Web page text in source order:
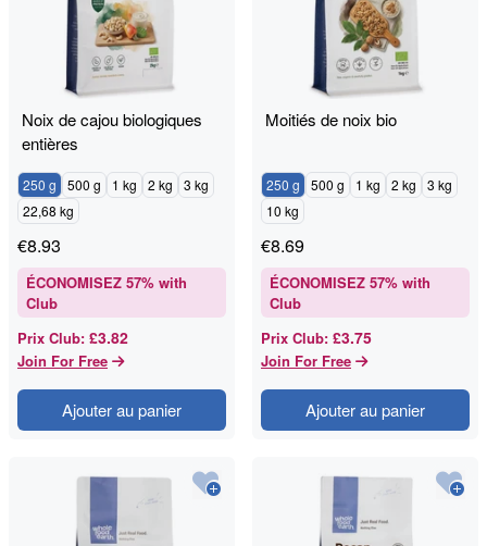
Noix de cajou biologiques
entières
250 g 500 g 1 kg 2 kg
3 kg
22,68 kg
€8.93
ÉCONOMISEZ 57% with
Club
Prix Club: £3.82
Join For Free
Ajouter au panier
Moitiés de noix bio
250 g 500 g 1 kg 2 kg
3 kg
10 kg
€8.69
ÉCONOMISEZ 57% with
Club
Prix Club: £3.75
Join For Free
Ajouter au panier